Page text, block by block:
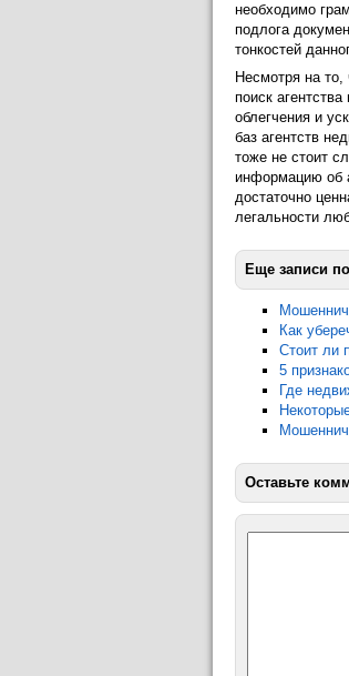
необходимо
подлога
тонкостей
Несмотря на то,
поиск
облегчения и
баз агентств
тоже не стоит
информацию об
достаточно
легальности
Еще записи
Как
Стоит ли
5
Где
Оставьте